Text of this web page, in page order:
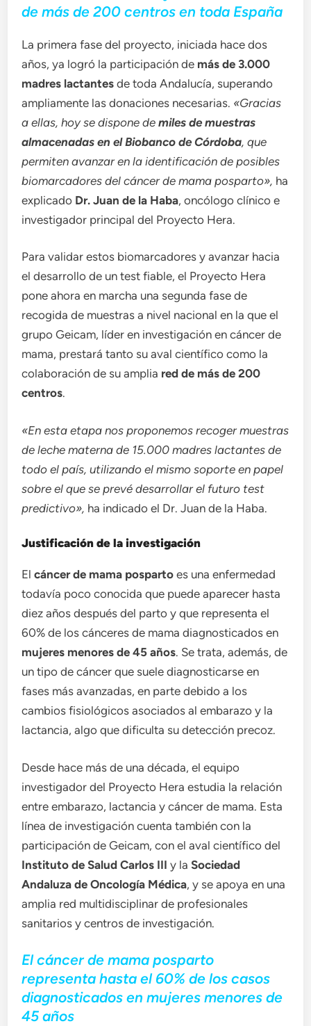
de más de 200 centros en toda España
La primera fase del proyecto, iniciada hace dos
años, ya logró la participación de más de 3.000
madres lactantes de toda Andalucía, superando
ampliamente las donaciones necesarias. «Gracias
a ellas, hoy se dispone demiles de muestras
almacenadas en el Biobanco de Córdoba, que
permiten avanzar en la identificación de posibles
biomarcadores del cáncer de mama posparto», ha
explicado Dr. Juan de la Haba, oncólogo clínico e
investigador principal del Proyecto Hera.
Para validar estos biomarcadores y avanzar hacia
el desarrollo de un test fiable, el Proyecto Hera
pone ahora en marcha una segunda fase de
recogida de muestras a nivel nacional en la que el
grupo Geicam, líder en investigación en cáncer de
mama, prestará tanto su aval científico como la
colaboración de su amplia red de más de 200
centros.
«En esta etapa nos proponemos recoger muestras
de leche materna de 15.000 madres lactantes de
todo el país, utilizando el mismo soporte en papel
sobre el que se prevé desarrollar el futuro test
predictivo», ha indicado el Dr. Juan de la Haba.
Justificación de la investigación
Elcáncer de mama posparto es una enfermedad
todavía poco conocida que puede aparecer hasta
diez años después del parto y que representa el
60% de los cánceres de mama diagnosticados en
mujeres menores de 45 años. Se trata, además, de
un tipo de cáncer que suele diagnosticarse en
fases más avanzadas, en parte debido a los
cambios fisiológicos asociados al embarazo y la
lactancia, algo que dificulta su detección precoz.
Desde hace más de una década, el equipo
investigador del Proyecto Hera estudia la relación
entre embarazo, lactancia y cáncer de mama. Esta
línea de investigación cuenta también con la
participación de Geicam, con el aval científico del
Instituto de Salud Carlos III y laSociedad
Andaluza de Oncología Médica, y se apoya en una
amplia red multidisciplinar de profesionales
sanitarios y centros de investigación.
El cáncer de mama posparto
representa hasta el 60% de los casos
diagnosticados en mujeres menores de
45 años